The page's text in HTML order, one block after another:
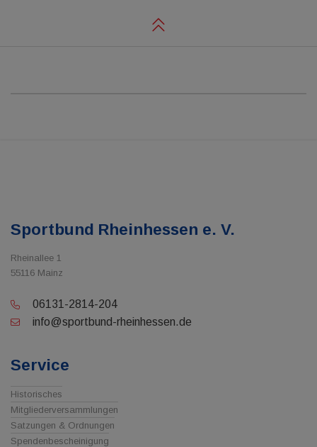
Sportbund Rheinhessen e. V.
Rheinallee 1
55116 Mainz
06131-2814-204
info@sportbund-rheinhessen.de
Service
Historisches
Mitgliederversammlungen
Satzungen & Ordnungen
Spendenbescheinigung